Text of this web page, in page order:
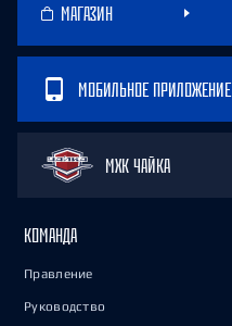
МАГАЗИН
МОБИЛЬНОЕ ПРИЛОЖЕНИЕ
МХК ЧАЙКА
КОМАНДА
Правление
Руководство